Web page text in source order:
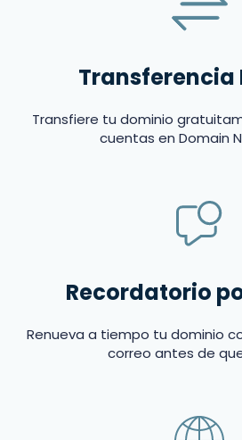
Transferencia
Transfiere tu dominio
cuentas en Domain
Recordatorio
Renueva a tiempo tu dominio
correo antes de